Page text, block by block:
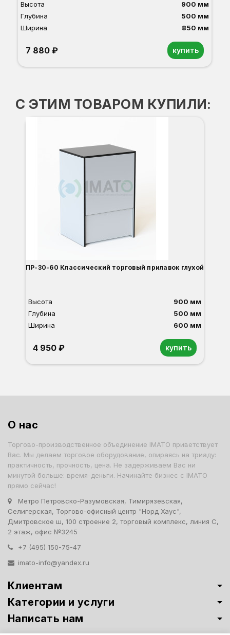
Высота
900 мм
Глубина
500 мм
Ширина
850 мм
7 880 ₽ купить
С ЭТИМ ТОВАРОМ КУПИЛИ:
ПР-30-60 Классический торговый прилавок глухой
Высота
900 мм
Глубина
500 мм
Ширина
600 мм
4 950 ₽ купить
О нас
Торгово-производственное объединение IMATO приветствует
Вас. Мы делаем торговое оборудование, опираясь на триаду:
практичность, прочность, цена. Не задерживаем Вас ни
минутой больше: время-деньги. Начинайте бизнес с IMATO
прямо сейчас!
Метро Петровско-Разумовская, Тимирязевская,
Селигерская, Торгово-офисный центр "Норд Хаус",
Дмитровское ш, 100 строение 2, торговый комплекс, линия С,
2 этаж, офис №3245
+7 (495) 150-75-47
imato-info@yandex.ru
Клиентам
Категории и услуги
Написать нам